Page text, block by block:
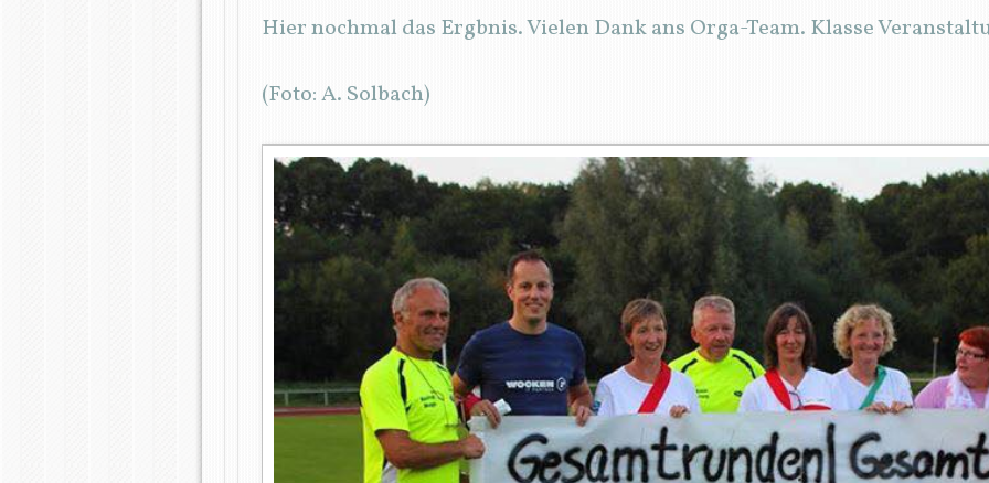
Hier nochmal das Ergbnis. Vielen Dank ans Orga-Team. Klasse
(Foto: A. Solbach)